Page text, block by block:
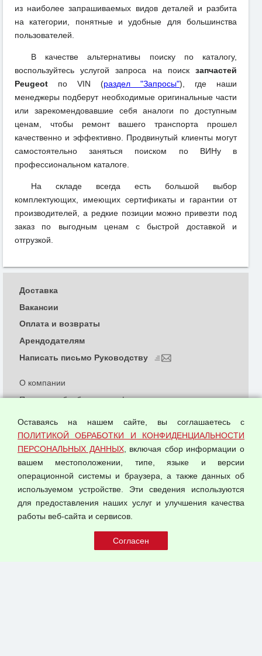
из наиболее запрашиваемых видов деталей и разбита
на категории, понятные и удобные для большинства
пользователей.
В качестве альтернативы поиску по каталогу,
воспользуйтесь услугой запроса на поиск запчастей
Peugeot по VIN (раздел "Запросы"), где наши
менеджеры подберут необходимые оригинальные части
или зарекомендовавшие себя аналоги по доступным
ценам, чтобы ремонт вашего транспорта прошел
качественно и эффективно. Продвинутый клиенты могут
самостоятельно заняться поиском по ВИНу в
профессиональном каталоге.
На складе всегда есть большой выбор
комплектующих, имеющих сертификаты и гарантии от
производителей, а редкие позиции можно привезти под
заказ по выгодным ценам с быстрой доставкой и
отгрузкой.
© 2026 ООО "Феникс"
О компании
Политика обработки и конфиденциальности
Согласием на обработку персональных данных
Оферта оптовой купли-продажи
Публичная оферта
Доставка
Вакансии
Оплата и возвраты
Арендодателям
Написать письмо Руководству
Оставаясь на нашем сайте, вы соглашаетесь с
ПОЛИТИКОЙ ОБРАБОТКИ И КОНФИДЕНЦИАЛЬНОСТИ
ПЕРСОНАЛЬНЫХ ДАННЫХ, включая сбор информации о
вашем местоположении, типе, языке и версии
операционной системы и браузера, а также данных об
используемом устройстве. Эти сведения используются
для предоставления наших услуг и улучшения качества
работы веб-сайта и сервисов.